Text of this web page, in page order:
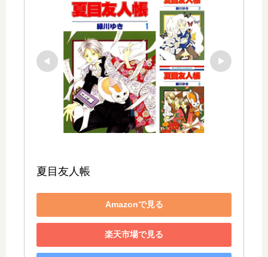
夏目友人帳
Amazonで見る
楽天市場で見る